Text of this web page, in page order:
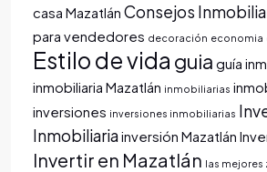
casa Mazatlán Consejos
para vendedores decoración economia
Estilo de vida guia guía
inmobiliaria Mazatlán inmobiliarias
inversiones inversiones inmobiliarias
Inmobiliariainversión Mazatlán
Invertir en Mazatlán las mejores